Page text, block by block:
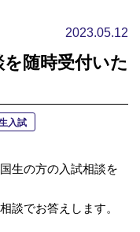
2023.05.12
を随時受付いた
入試
生の方の入試相談を
談でお答えします。